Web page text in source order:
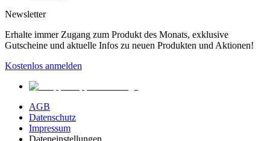
Newsletter
Erhalte immer Zugang zum Produkt des Monats, exklusive
Gutscheine und aktuelle Infos zu neuen Produkten und Aktionen!
Kostenlos anmelden
AGB
Datenschutz
Impressum
Dateneinstellungen